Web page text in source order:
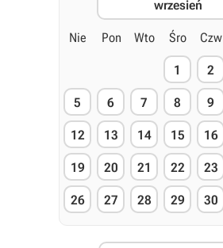
wrzesień
Nie Pon Wto Śro Czw
1 2
5 6 7 8 9
12 13 14 15 16
19 20 21 22 23
26 27 28 29 30